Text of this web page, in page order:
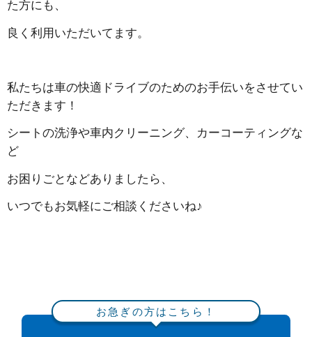
た方にも、
良く利用いただいてます。
私たちは車の快適ドライブのためのお手伝いをさせてい
ただきます！
シートの洗浄や車内クリーニング、カーコーティングな
ど
お困りごとなどありましたら、
いつでもお気軽にご相談くださいね♪
お急ぎの方はこちら！